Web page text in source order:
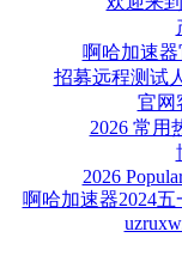
啊哈加速
招募远程测试
官网
2026 常用
2026
啊哈加速器2024